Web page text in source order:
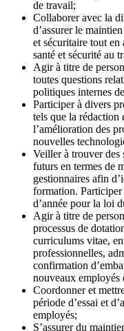
de travail;
Collaborer avec la
d’assurer le
et sécuritaire tout en
santé et sécurité au
Agir à titre de
toutes questions
politiques internes
Participer à divers
tels que la rédaction
l’amélioration des
nouvelles
Veiller à trouver des
futurs en termes de
gestionnaires afin
formation. Participer
d’année pour la loi
Agir à titre de
processus de
curriculums vitae,
professionnelles,
confirmation
nouveaux employés
Coordonner et
période d’essai et
employés;
S’assurer du